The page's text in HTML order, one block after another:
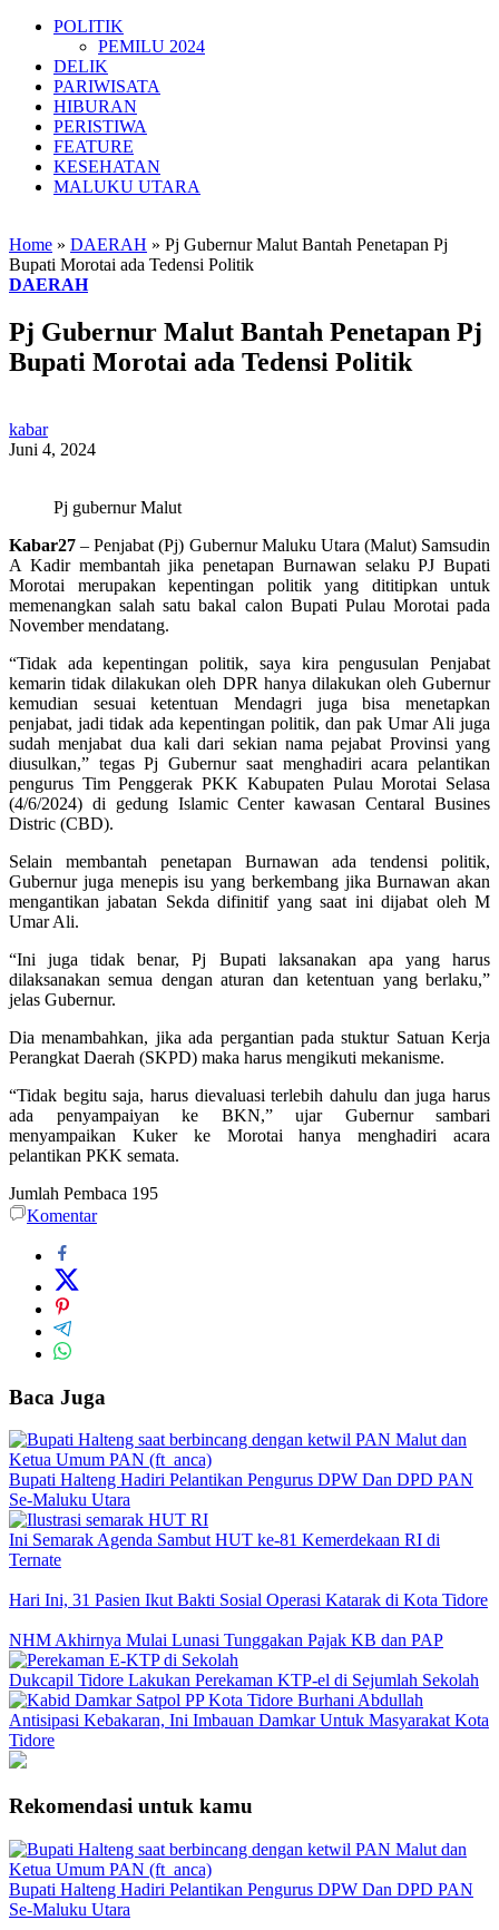
POLITIK
PEMILU 2024
DELIK
PARIWISATA
HIBURAN
PERISTIWA
FEATURE
KESEHATAN
MALUKU UTARA
Home » DAERAH » Pj Gubernur Malut Bantah Penetapan Pj
Bupati Morotai ada Tedensi Politik
DAERAH
Pj Gubernur Malut Bantah Penetapan Pj
Bupati Morotai ada Tedensi Politik
kabar
Juni 4, 2024
Pj gubernur Malut
Kabar27 – Penjabat (Pj) Gubernur Maluku Utara (Malut) Samsudin
A Kadir membantah jika penetapan Burnawan selaku PJ Bupati
Morotai merupakan kepentingan politik yang dititipkan untuk
memenangkan salah satu bakal calon Bupati Pulau Morotai pada
November mendatang.
“Tidak ada kepentingan politik, saya kira pengusulan Penjabat
kemarin tidak dilakukan oleh DPR hanya dilakukan oleh Gubernur
kemudian sesuai ketentuan Mendagri juga bisa menetapkan
penjabat, jadi tidak ada kepentingan politik, dan pak Umar Ali juga
sudah menjabat dua kali dari sekian nama pejabat Provinsi yang
diusulkan,” tegas Pj Gubernur saat menghadiri acara pelantikan
pengurus Tim Penggerak PKK Kabupaten Pulau Morotai Selasa
(4/6/2024) di gedung Islamic Center kawasan Centaral Busines
Distric (CBD).
Selain membantah penetapan Burnawan ada tendensi politik,
Gubernur juga menepis isu yang berkembang jika Burnawan akan
mengantikan jabatan Sekda difinitif yang saat ini dijabat oleh M
Umar Ali.
“Ini juga tidak benar, Pj Bupati laksanakan apa yang harus
dilaksanakan semua dengan aturan dan ketentuan yang berlaku,”
jelas Gubernur.
Dia menambahkan, jika ada pergantian pada stuktur Satuan Kerja
Perangkat Daerah (SKPD) maka harus mengikuti mekanisme.
“Tidak begitu saja, harus dievaluasi terlebih dahulu dan juga harus
ada penyampaiyan ke BKN,” ujar Gubernur sambari
menyampaikan Kuker ke Morotai hanya menghadiri acara
pelantikan PKK semata.
Jumlah Pembaca 195
Komentar
Baca Juga
Bupati Halteng Hadiri Pelantikan Pengurus DPW Dan DPD PAN
Se-Maluku Utara
Ini Semarak Agenda Sambut HUT ke-81 Kemerdekaan RI di
Ternate
Hari Ini, 31 Pasien Ikut Bakti Sosial Operasi Katarak di Kota Tidore
NHM Akhirnya Mulai Lunasi Tunggakan Pajak KB dan PAP
Dukcapil Tidore Lakukan Perekaman KTP-el di Sejumlah Sekolah
Antisipasi Kebakaran, Ini Imbauan Damkar Untuk Masyarakat Kota
Tidore
Rekomendasi untuk kamu
Bupati Halteng Hadiri Pelantikan Pengurus DPW Dan DPD PAN
Se-Maluku Utara